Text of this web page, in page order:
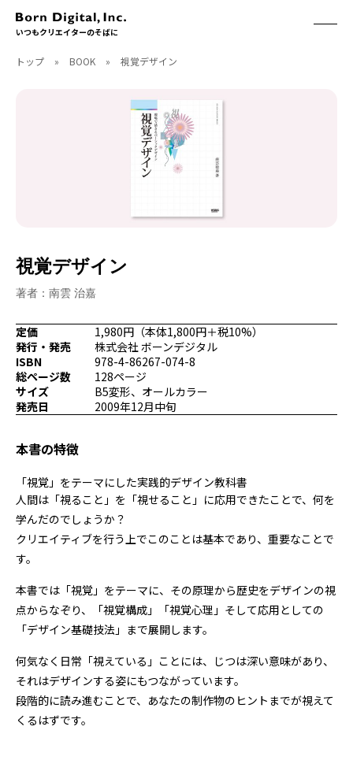
いつもクリエイターのそばに
ABOUT
CGWORLD
CGWORLD.jp
BOOK
刊行順
アート/イラスト
映像/映画/アニメ
プログラミング/ウェブ
ファッション/デザイン/他
トレーニング
チュートリアル
x facebookyoutube
トップ » BOOK » 視覚デザイン
視覚デザイン
著者：南雲 治嘉
定価
1,980円（本体1,800円＋税10%）
発行・発売
株式会社 ボーンデジタル
ISBN
978-4-86267-074-8
総ページ数
128ページ
サイズ
B5変形、オールカラー
発売日
2009年12月中旬
本書の特徴
「視覚」をテーマにした実践的デザイン教科書
人間は「視ること」を「視せること」に応用できたことで、何を
学んだのでしょうか？
クリエイティブを行う上でこのことは基本であり、重要なことで
す。
本書では「視覚」をテーマに、その原理から歴史をデザインの視
点からなぞり、「視覚構成」「視覚心理」そして応用としての
「デザイン基礎技法」まで展開します。
何気なく日常「視えている」ことには、じつは深い意味があり、
それはデザインする姿にもつながっています。
段階的に読み進むことで、あなたの制作物のヒントまでが視えて
くるはずです。